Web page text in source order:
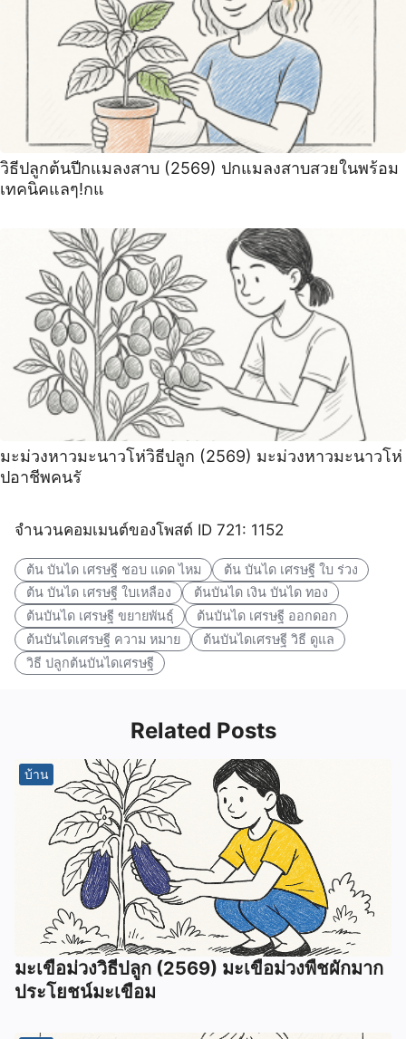
วิธีปลูกต้นปีกแมลงสาบ (2569) ปกแมลงสาบสวยในพร้อม
เทคนิคแลๆ!กแ
มะม่วงหาวมะนาวโห่วิธีปลูก (2569) มะม่วงหาวมะนาวโห่
ปอาชีพคนรั
จำนวนคอมเมนต์ของโพสต์ ID 721: 1152
ต้น บันได เศรษฐี ชอบ แดด ไหม
ต้น บันได เศรษฐี ใบ ร่วง
ต้น บันได เศรษฐี ใบเหลือง
ต้นบันได เงิน บันได ทอง
ต้นบันได เศรษฐี ขยายพันธุ์
ต้นบันได เศรษฐี ออกดอก
ต้นบันไดเศรษฐี ความ หมาย
ต้นบันไดเศรษฐี วิธี ดูแล
วิธี ปลูกต้นบันไดเศรษฐี
Related Posts
บ้าน
มะเขือม่วงวิธีปลูก (2569) มะเขือม่วงพืชผักมาก
ประโยชน์มะเขือม